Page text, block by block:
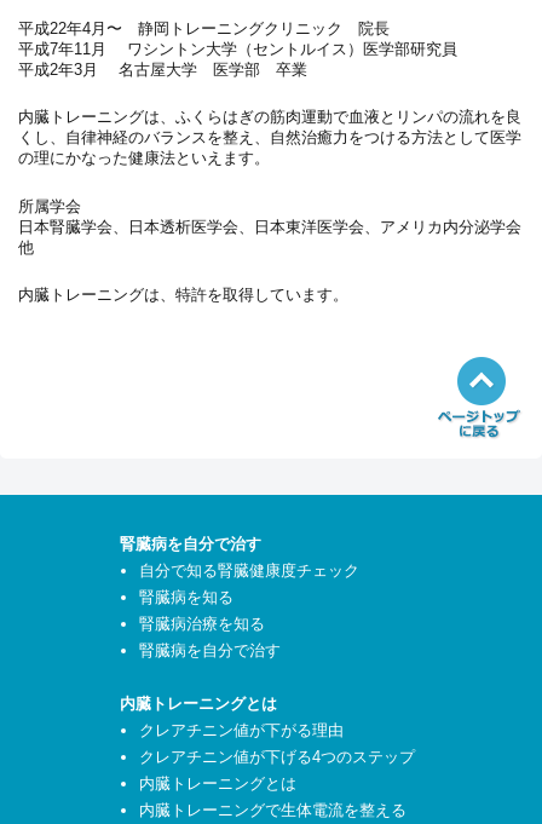
平成22年4月〜 静岡トレーニングクリニック 院長
平成7年11月 ワシントン大学（セントルイス）医学部研究員
平成2年3月 名古屋大学 医学部 卒業
内臓トレーニングは、ふくらはぎの筋肉運動で血液とリンパの流れを良
くし、自律神経のバランスを整え、自然治癒力をつける方法として医学
の理にかなった健康法といえます。
所属学会
日本腎臓学会、日本透析医学会、日本東洋医学会、アメリカ内分泌学会
他
内臓トレーニングは、特許を取得しています。
腎臓病を自分で治す
自分で知る腎臓健康度チェック
腎臓病を知る
腎臓病治療を知る
腎臓病を自分で治す
内臓トレーニングとは
クレアチニン値が下がる理由
クレアチニン値が下げる4つのステップ
内臓トレーニングとは
内臓トレーニングで生体電流を整える